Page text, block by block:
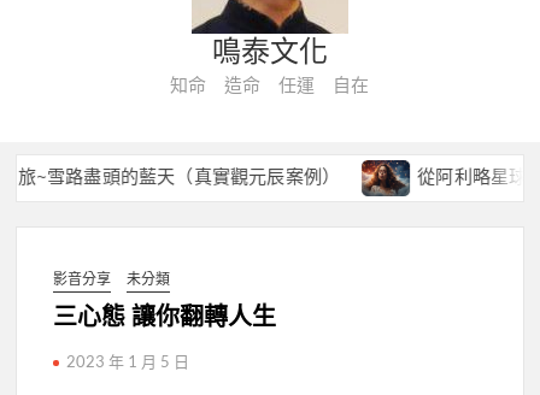
鳴泰文化
知命 造命 任運 自在
~雪路盡頭的藍天（真實觀元辰案例） 從阿利略星球到
影音分享 未分類
三心態 讓你翻轉人生
2023 年 1 月 5 日